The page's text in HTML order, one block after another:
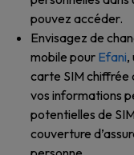
pouvez accéder.
Envisagez de
mobile pour Efani,
carte SIM chiffrée
vos informations
potentielles de
couverture